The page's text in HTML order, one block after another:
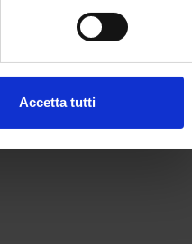
Accetta tutti